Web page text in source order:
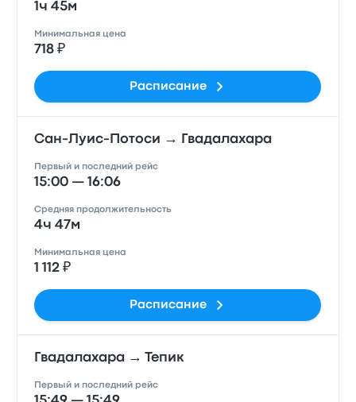
1ч 45м
Минимальная цена
718 ₽
Расписание
Сан-Луис-Потоси → Гвадалахара
Первый и последний рейс
15:00 — 16:06
Средняя продолжительность
4ч 47м
Минимальная цена
1 112 ₽
Расписание
Гвадалахара → Тепик
Первый и последний рейс